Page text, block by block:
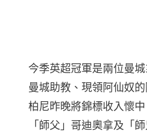
今季英超冠軍是兩位曼
曼城助教、現領阿仙奴
柏尼昨晚將錦標收入懷
「師父」哥迪奧拿及「